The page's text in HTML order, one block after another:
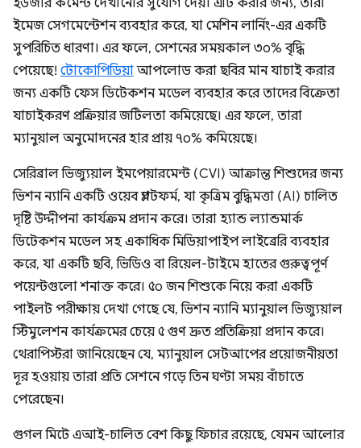
ইউজার কমেন্ট দেখানোর সুযোগ দেয়। এটি করার জন্য, তারা
ইমেজ সেগমেন্টেশন ব্যবহার করে, যা মেশিন লার্নিং-এর একটি
সুপরিচিত ধারণা। এর ফলে, সেশনের সময়কাল ৩০% বৃদ্ধি
পেয়েছে! টোকোপিডিয়া আপলোড করা ছবির মান যাচাই করার
জন্য একটি ফেস ডিটেকশন মডেল ব্যবহার করে তাদের বিক্রেতা
যাচাইকরণ প্রক্রিয়ার জটিলতা কমিয়েছে। এর ফলে, তারা
ম্যানুয়াল অনুমোদনের হার প্রায় ৭০% কমিয়েছে।
সেরিব্রাল ভিজ্যুয়াল ইমপেয়ারমেন্ট (CVI) আক্রান্ত শিশুদের জন্য
ভিশন ন্যানি একটি ওয়েব প্ল্যাটফর্ম, যা কৃত্রিম বুদ্ধিমত্তা (AI) চালিত
দৃষ্টি উদ্দীপনা কার্যক্রম প্রদান করে। তারা হ্যান্ড ল্যান্ডমার্ক
ডিটেকশন মডেল সহ একাধিক মিডিয়াপাইপ লাইব্রেরি ব্যবহার
করে, যা একটি ছবি, ভিডিও বা রিয়েল-টাইমে হাতের গুরুত্বপূর্ণ
পয়েন্টগুলো শনাক্ত করে। ৫০ জন শিশুকে নিয়ে করা একটি
পাইলট পরীক্ষায় দেখা গেছে যে, ভিশন ন্যানি ম্যানুয়াল ভিজ্যুয়াল
স্টিমুলেশন কার্যক্রমের চেয়ে ৫ গুণ দ্রুত প্রতিক্রিয়া প্রদান করে।
থেরাপিস্টরা জানিয়েছেন যে, ম্যানুয়াল সেটআপের প্রয়োজনীয়তা
দূর হওয়ায় তারা প্রতি সেশনে গড়ে তিন ঘণ্টা সময় বাঁচাতে
পেরেছেন।
গুগল মিটে এআই-চালিত বেশ কিছু ফিচার রয়েছে, যেমন আলোর